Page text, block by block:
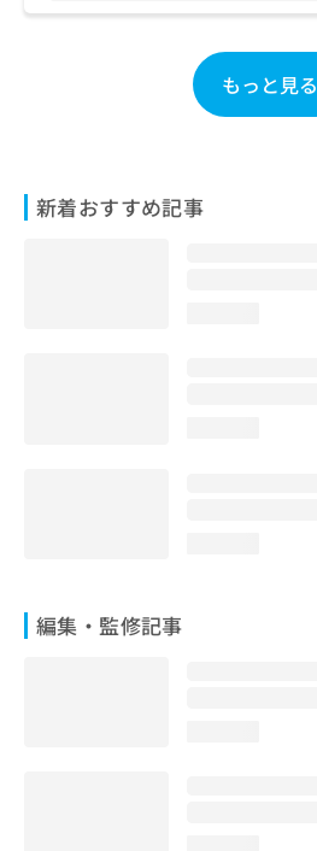
もっと見る
新着おすすめ記事
編集・監修記事
お
ち